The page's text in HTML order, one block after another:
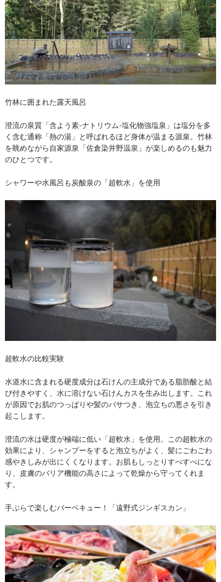
竹林に囲まれた露天風呂
澄流の泉質「含よう素-ナトリウム-塩化物強塩泉」は塩分を多
く含む通称「熱の湯」と呼ばれるほど身体が温まる源泉。竹林
を眺めながら自家源泉「佐倉染井野温泉」が楽しめるのも魅力
のひとつです。
シャワーや水風呂も炭酸泉の「超軟水」を使用
超軟水の比較実験
水道水に含まれる硬度成分は石けんの主成分である脂肪酸と結
び付きやすく、水に溶けない石けんカスを生み出します。これ
が原因でお肌のつっぱりや髪のパサつき、泡立ちの悪さを引き
起こします。
澄流の水は硬度が極端に低い「超軟水」を使用。この超軟水の
効果により、シャンプーをすると泡立ちがよく、髪にごわごわ
感やきしみが出にくくなります。お肌もしっとりすべすべにな
り、皮膚のバリア機能の高さによって乾燥から守ってくれま
す。
手ぶらで楽しむバーベキュー！「遠野式ジンギスカン」